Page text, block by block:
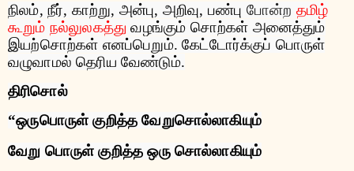
நிலம்,நீர், காற்று, அன்பு, அறிவு, பண்பு போன்ற தமிழ்
கூறும் நல்லுலகத்து வழங்கும் சொற்கள் அனைத்தும்
இயற்சொற்கள் எனப்பெறும்.கேட்டோர்க்குப் பொருள்
வழுவாமல் தெரிய வேண்டும்.
திரிசொல்
“ஒருபொருள் குறித்த வேறுசொல்லாகியும்
வேறு பொருள் குறித்த ஒரு சொல்லாகியும்